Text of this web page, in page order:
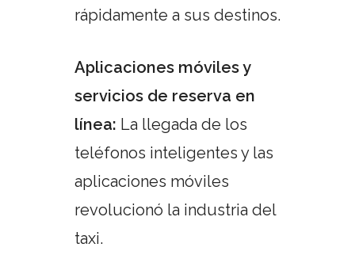
rápidamente a sus destinos.
Aplicaciones móviles y
servicios de reserva en
línea: La llegada de los
teléfonos inteligentes y las
aplicaciones móviles
revolucionó la industria del
taxi.